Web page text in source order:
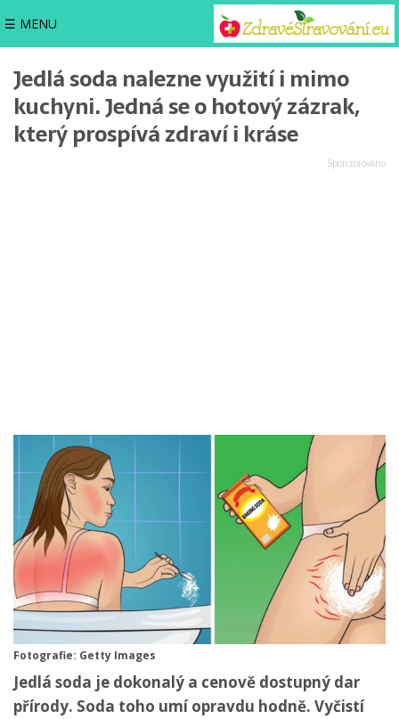
☰ MENU
Jedlá soda nalezne využití i mimo
kuchyni. Jedná se o hotový zázrak,
který prospívá zdraví i kráse
Fotografie: Getty Images
Jedlá soda je dokonalý a cenově dostupný dar
přírody. Soda toho umí opravdu hodně. Vyčistí